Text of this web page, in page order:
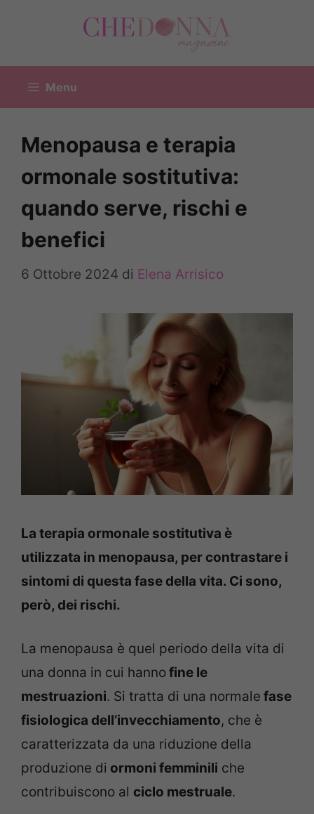
Menu
Menopausa e terapia
ormonale sostitutiva:
quando serve, rischi e
benefici
6 Ottobre 2024 di Elena Arrisico
La terapia ormonale sostitutiva è
utilizzata in menopausa, per contrastare i
sintomi di questa fase della vita. Ci sono,
però, dei rischi.
La menopausa è quel periodo della vita di
una donna in cui hannofine le
mestruazioni. Si tratta di una normale fase
fisiologica dell’invecchiamento, che è
caratterizzata da una riduzione della
produzione di ormoni femminili che
contribuiscono al ciclo mestruale.